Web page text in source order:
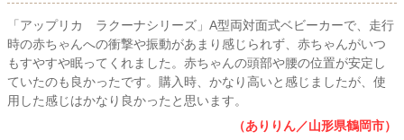
「アップリカ ラクーナシリーズ」A型両対面式ベビーカーで、走行
時の赤ちゃんへの衝撃や振動があまり感じられず、赤ちゃんがいつ
もすやすや眠ってくれました。赤ちゃんの頭部や腰の位置が安定し
ていたのも良かったです。購入時、かなり高いと感じましたが、使
用した感じはかなり良かったと思います。
（ありりん／山形県鶴岡市）